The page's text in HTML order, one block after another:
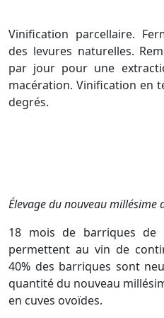
Vinification parcellaire.
des levures naturelles.
par jour pour une
macération. Vinification en
degrés.
Élevage du nouveau millésime
18 mois de barriques de
permettent au vin de
40% des barriques sont
quantité du nouveau
en cuves ovoïdes.